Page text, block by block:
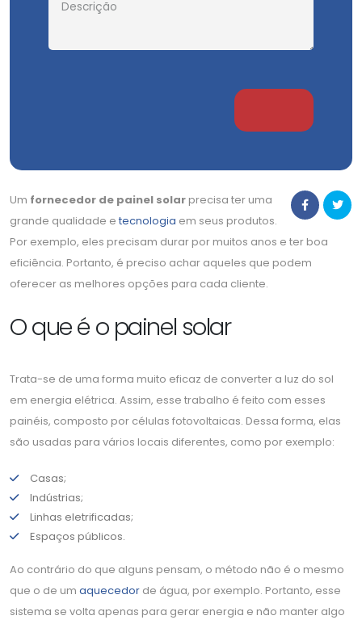
Um fornecedor de painel solar precisa ter uma
grande qualidade e tecnologia em seus produtos.
Por exemplo, eles precisam durar por muitos anos e ter boa
eficiência. Portanto, é preciso achar aqueles que podem
oferecer as melhores opções para cada cliente.
O que é o painel solar
Trata-se de uma forma muito eficaz de converter a luz do sol
em energia elétrica. Assim, esse trabalho é feito com esses
painéis, composto por células fotovoltaicas. Dessa forma, elas
são usadas para vários locais diferentes, como por exemplo:
Casas;
Indústrias;
Linhas eletrificadas;
Espaços públicos.
Ao contrário do que alguns pensam, o método não é o mesmo
que o de um aquecedor de água, por exemplo. Portanto, esse
sistema se volta apenas para gerar energia e não manter algo